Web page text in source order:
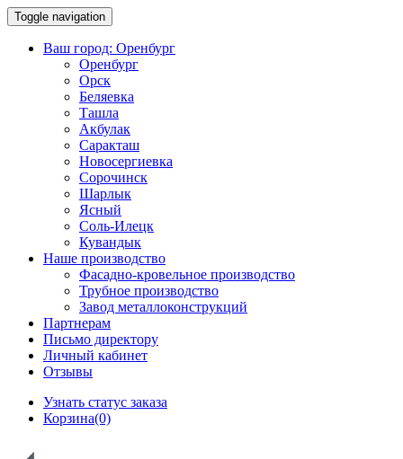
Toggle navigation
Ваш город: Оренбург
Оренбург
Орск
Беляевка
Ташла
Акбулак
Саракташ
Новосергиевка
Сорочинск
Шарлык
Ясный
Соль-Илецк
Кувандык
Наше производство
Фасадно-кровельное производство
Трубное производство
Завод металлоконструкций
Партнерам
Письмо директору
Личный кабинет
Отзывы
Узнать статус заказа
Корзина(0)